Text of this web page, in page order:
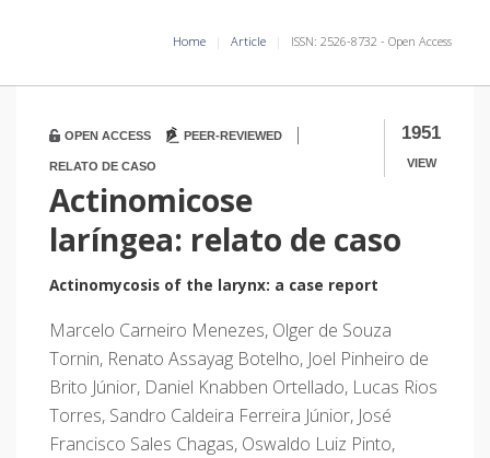
Home Article ISSN: 2526-8732 - Open Access
1951
VIEW
OPEN ACCESS PEER-REVIEWED |
RELATO DE CASO
Actinomicose
laríngea: relato de caso
Actinomycosis of the larynx: a case report
Marcelo Carneiro Menezes, Olger de Souza
Tornin, Renato Assayag Botelho, Joel Pinheiro de
Brito Júnior, Daniel Knabben Ortellado, Lucas Rios
Torres, Sandro Caldeira Ferreira Júnior, José
Francisco Sales Chagas, Oswaldo Luiz Pinto,